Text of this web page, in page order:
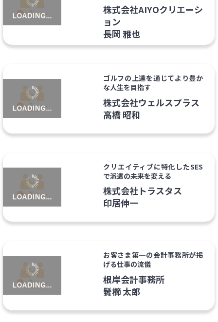
株式会社AIYOクリエーシ
ョン
長岡 雅也
ゴルフの上達を通じてより豊か
な人生を目指す
株式会社ウェルスプラス
高橋 昭和
クリエイティブに特化したSES
で派遣の未来を変える
株式会社トラスタス
印居伸一
お客さま第一の会計事務所が掲
げる仕事の流儀
根岸会計事務所
鬢櫛 太郎